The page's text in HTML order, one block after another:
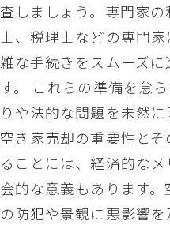
査しましょう。専門家
士、税理士などの専門
雑な手続きをスムーズ
す。 これらの準備を怠
りや法的な問題を未然に
空き家売却の重要性と
ることには、経済的な
会的な意義もあります
の防犯や景観に悪影響